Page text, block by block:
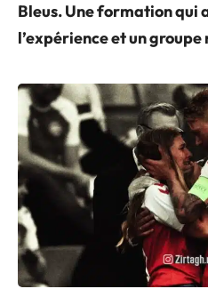
Bleus. Une formation qui
l’expérience et un